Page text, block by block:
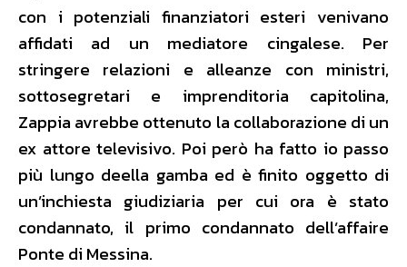
con i potenziali finanziatori esteri venivano
affidati ad un mediatore cingalese. Per
stringere relazioni e alleanze con ministri,
sottosegretari e imprenditoria capitolina,
Zappia avrebbe ottenuto la collaborazione di un
ex attore televisivo. Poi però ha fatto io passo
più lungo deella gamba ed è finito oggetto di
un’inchiesta giudiziaria per cui ora è stato
condannato, il primo condannato dell’affaire
Ponte di Messina.